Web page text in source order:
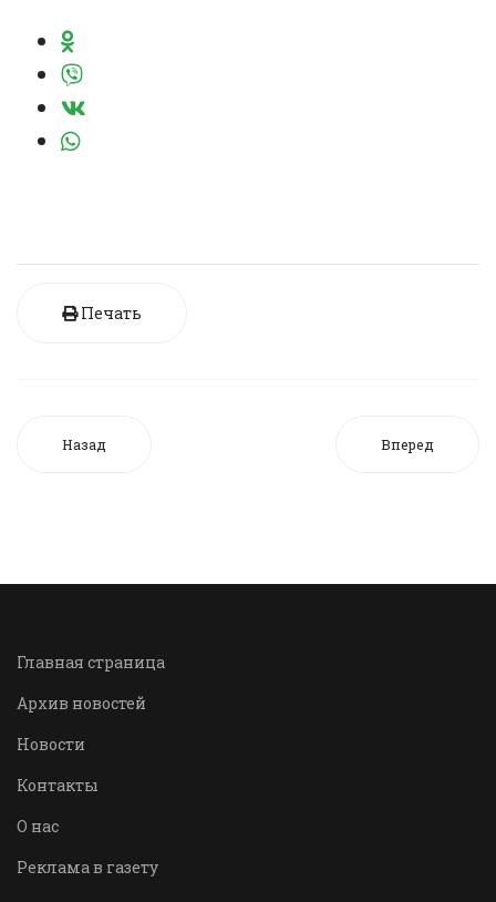
Печать
Назад Вперед
Главная страница
Архив новостей
Новости
Контакты
О нас
Реклама в газету